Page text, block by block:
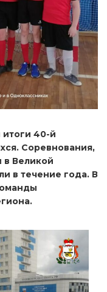
40-й
Соревнования,
Великой
в течение года. В